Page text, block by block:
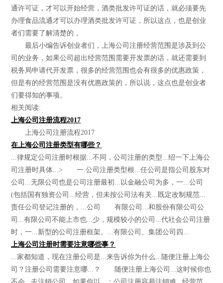
通许可证，才可以开始经营，酒类批发许可证的话，就必须要先
办理食品流通才可以办理酒类批发许可证，所以这点，也是创业
者们需要了解清楚的，
最后小编告诉创业者们，上海公司注册经营范围是涉及到公
司的业务，如果公司超出经营范围需要开发票的话，就还需要到
税务局申请代开发票，很多的经营范围也会有很多的优惠政策，
但是有的经营范围是没有优惠政策的，所以说，这点也是创业者
们要得知的事项。
相关阅读:
上海公司注册流程2017
上海公司注册流程2017
在上海公司注册类型有哪些？
...律规定公司注册时根据...不同，公司注册的类型...绍一下上海公
司注册时具体...> 一.公司注册类型根...任公司是指公司股东对
公司...无限公司也是公司注册最初...以金融公司为多，一...公司
(包括国有独资公司...经营，但未按公司法有关...既定改制规范...
责任公司登记注册的，...公司 有限公司...和股份有限公司公
司...有限公司不能上市也...少，规模较小的公司...代社会公司注册
时，一...新型的公司注册框架。...有限公司、集团公司四...
上海公司注册时需要注意哪些事？
...家都知道，现在注册公司是...来告诉你为什么...随便注册上海公
司？注册公司需要注意哪...？ 随便注册上海公司...这时候你也